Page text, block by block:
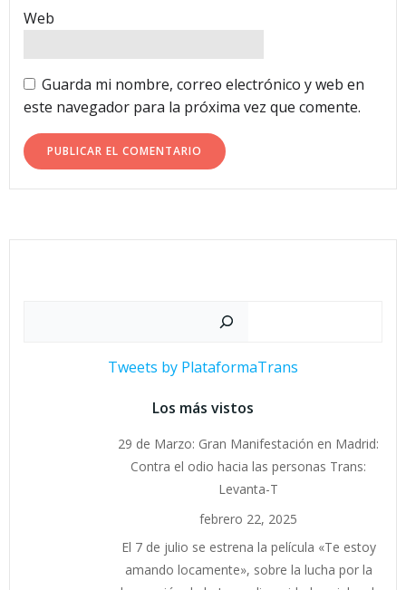
Web
Guarda mi nombre, correo electrónico y web en
este navegador para la próxima vez que comente.
Tweets by PlataformaTrans
Los más vistos
29 de Marzo: Gran Manifestación en Madrid:
Contra el odio hacia las personas Trans:
Levanta-T
febrero 22, 2025
El 7 de julio se estrena la película «Te estoy
amando locamente», sobre la lucha por la